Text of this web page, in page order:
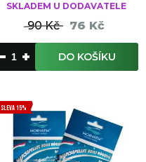
SKLADEM U DODAVATELE
90 Kč 76 Kč
DO KOŠÍKU
SLEVA 15%